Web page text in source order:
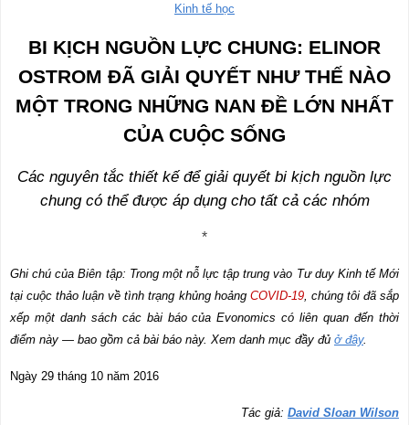
Kinh tế học
BI KỊCH NGUỒN LỰC CHUNG: ELINOR
OSTROM ĐÃ GIẢI QUYẾT NHƯ THẾ NÀO
MỘT TRONG NHỮNG NAN ĐỀ LỚN NHẤT
CỦA CUỘC SỐNG
Các nguyên tắc thiết kế để giải quyết bi kịch nguồn lực
chung có thể được áp dụng cho tất cả các nhóm
*
Ghi chú của Biên tập: Trong một nỗ lực tập trung vào Tư duy Kinh tế Mới
tại cuộc thảo luận về tình trạng khủng hoảng COVID-19, chúng tôi đã sắp
xếp một danh sách các bài báo của Evonomics có liên quan đến thời
điểm này — bao gồm cả bài báo này. Xem danh mục đầy đủ ở đây.
Ngày 29 tháng 10 năm 2016
Tác giả: David Sloan Wilson